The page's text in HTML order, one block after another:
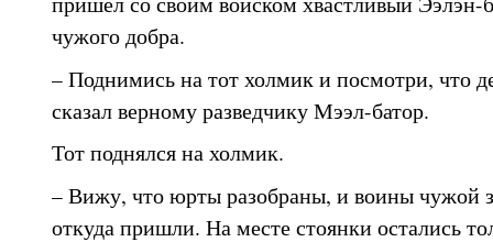
чужого добра.
– Поднимись на тот холмик и посмотри, что
сказал верному разведчику Мээл-батор.
Тот поднялся на холмик.
– Вижу, что юрты разобраны, и воины чужой
откуда пришли. На месте стоянки остались